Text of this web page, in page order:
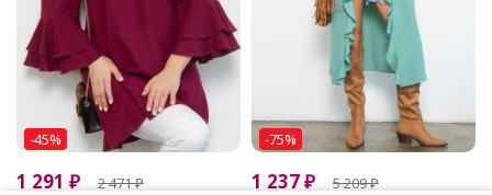
-45%
1 291 ₽ 2 471₽
-75%
1 237₽ 5 209₽